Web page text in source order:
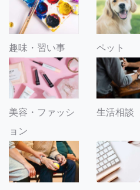
趣味・習い事 ペット
美容・ファッシ
ョン
生活相談